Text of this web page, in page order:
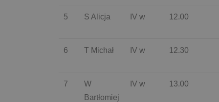
5 S Alicja IV w 12.00
6 T Michał IV w 12.30
7
W
Bartłomiej
IV w 13.00